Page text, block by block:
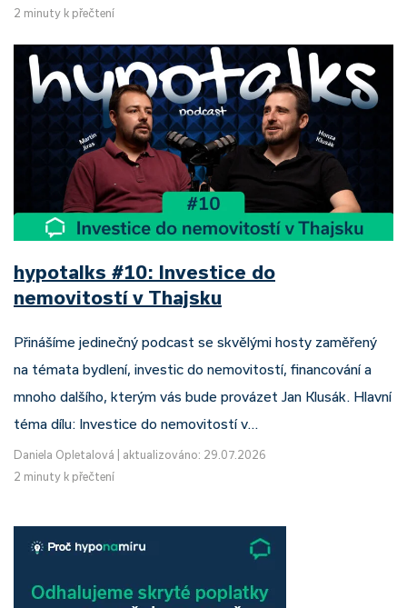
2 minuty k přečtení
hypotalks #10: Investice do
nemovitostí v Thajsku
Přinášíme jedinečný podcast se skvělými hosty zaměřený
na témata bydlení, investic do nemovitostí, financování a
mnoho dalšího, kterým vás bude provázet Jan Klusák. Hlavní
téma dílu: Investice do nemovitostí v…
Daniela Opletalová
aktualizováno: 29.07.2026
2 minuty k přečtení